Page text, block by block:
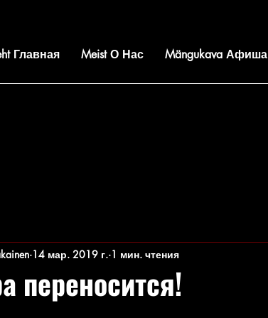
Главная Meist О Нас Mängukava Афиша
переносится!
14 мар. 2019 г. 1 мин. чтения